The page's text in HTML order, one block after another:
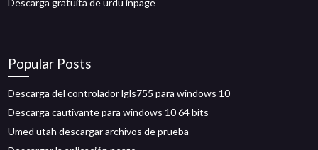
Descarga gratuita de urdu inpage
Popular Posts
Descarga del controlador lgls755 para windows 10
Descarga cautivante para windows 10 64 bits
Umed utah descargar archivos de prueba